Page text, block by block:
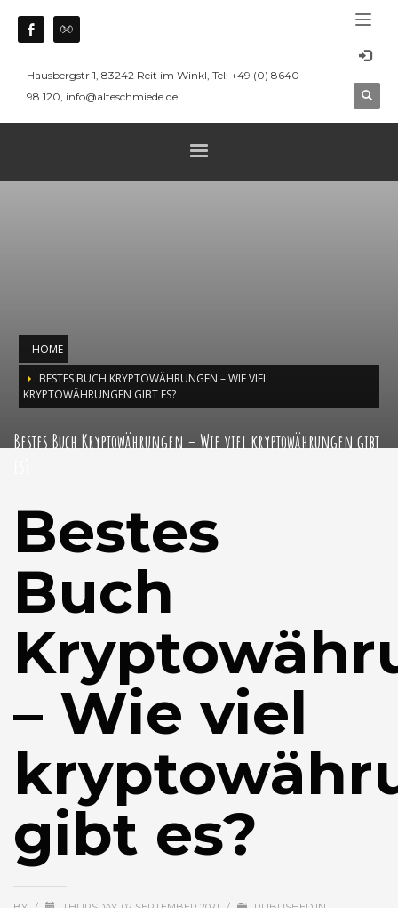
Hausbergstr 1, 83242 Reit im Winkl, Tel: +49 (0) 8640
98 120, info@alteschmiede.de
HOME
BESTES BUCH KRYPTOWÄHRUNGEN – WIE VIEL
KRYPTOWÄHRUNGEN GIBT ES?
Bestes Buch Kryptowährungen – Wie viel kryptowährungen gibt
Bestes
Buch
– Wie viel
gibt es?